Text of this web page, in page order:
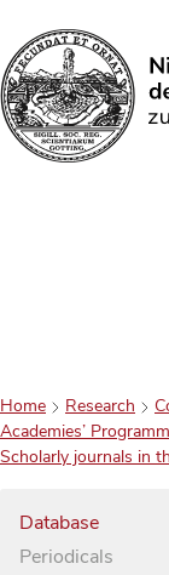
Search
Home Research
Academies’
Scholarly journals in
Database
Periodicals